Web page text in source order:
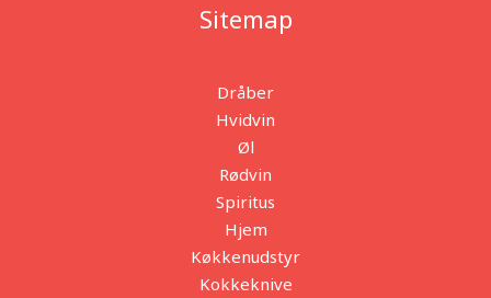
Sitemap
Dråber
Hvidvin
Øl
Rødvin
Spiritus
Hjem
Køkkenudstyr
Kokkeknive